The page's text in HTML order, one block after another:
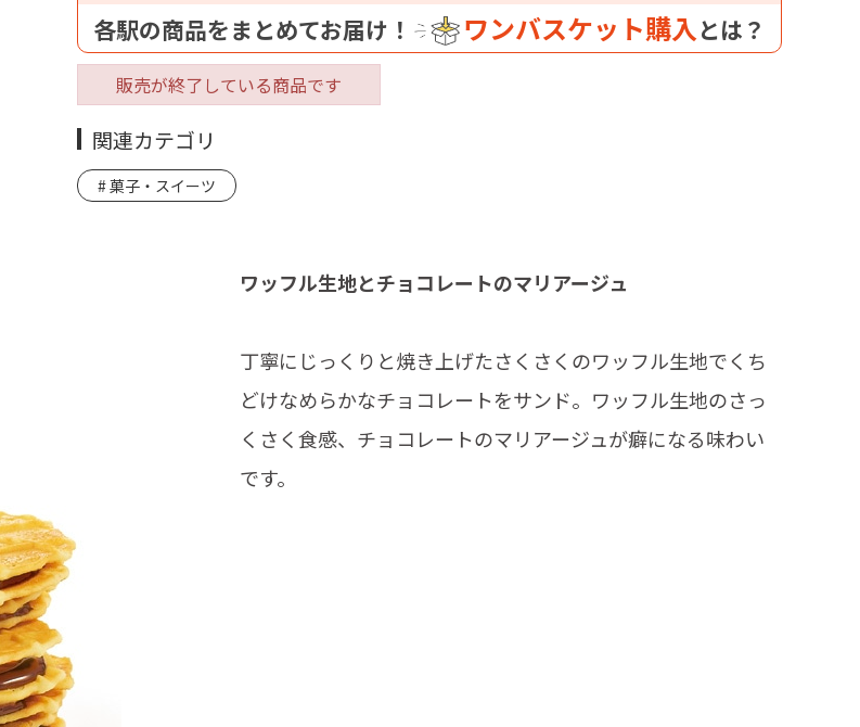
販売が終了している商品です
各駅の商品をまとめてお届け！ ワンバスケット購入とは？
関連カテゴリ
菓子・スイーツ
ワッフル生地とチョコレートのマリアージュ
丁寧にじっくりと焼き上げたさくさくのワッフル生地でくち
どけなめらかなチョコレートをサンド。ワッフル生地のさっ
くさく食感、チョコレートのマリアージュが癖になる味わい
です。